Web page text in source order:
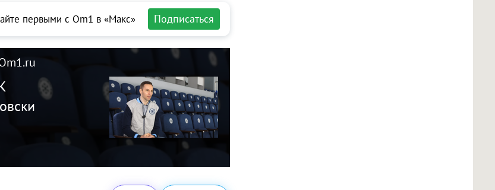
первыми с Om1 в «Макс» Подписаться